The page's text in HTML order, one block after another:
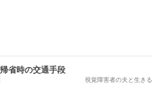
帰省時の交通手段
視覚障害者の夫と生きる